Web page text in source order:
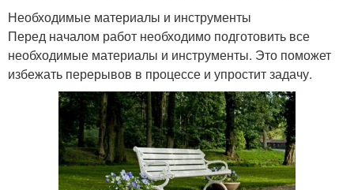
Необходимые материалы и инструменты
Перед началом работ необходимо подготовить все
необходимые материалы и инструменты. Это поможет
избежать перерывов в процессе и упростит задачу.